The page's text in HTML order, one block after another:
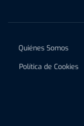
Quiénes Somos
Política de Cookies